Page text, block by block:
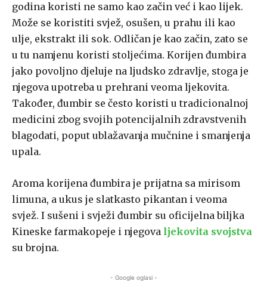
godina koristi ne samo kao začin već i kao lijek.
Može se koristiti svjež, osušen, u prahu ili kao
ulje, ekstrakt ili sok. Odličan je kao začin, zato se
u tu namjenu koristi stoljećima. Korijen đumbira
jako povoljno djeluje na ljudsko zdravlje, stoga je
njegova upotreba u prehrani veoma ljekovita.
Također, đumbir se često koristi u tradicionalnoj
medicini zbog svojih potencijalnih zdravstvenih
blagodati, poput ublažavanja mučnine i smanjenja
upala.
Aroma korijena đumbira je prijatna sa mirisom
limuna, a ukus je slatkasto pikantan i veoma
svjež. I sušeni i svježi đumbir su oficijelna biljka
Kineske farmakopeje i njegova ljekovita svojstva
su brojna.
- Google oglasi -